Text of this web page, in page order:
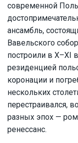
современной
ансамбль,
Вавельского
построили в X–XI
резиденцией
коронации и
нескольких
перестраивался,
разных эпох —
ренессанс.